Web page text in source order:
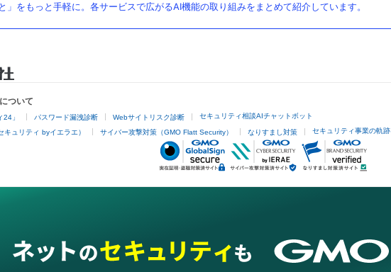
」をもっと手軽に。各サービスで広がるAI機能の取り組みをまとめて紹介しています。
ついて
」 パスワード漏洩診断 Webサイトリスク診断 セキュリティ相談AIチャットボット
ュリティ byイエラエ） サイバー攻撃対策（GMO Flatt Security） なりすまし対策 セキュリティ事業の軌跡